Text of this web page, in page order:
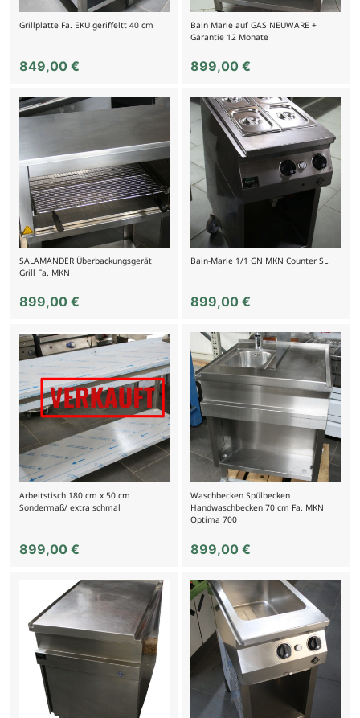
Grillplatte Fa. EKU geriffeltt 40 cm
849,00 €
Bain Marie auf GAS NEUWARE +
Garantie 12 Monate
899,00€
SALAMANDER Überbackungsgerät
Grill Fa. MKN
899,00 €
Bain-Marie 1/1 GN MKN Counter SL
899,00€
Arbeitstisch 180 cm x 50 cm
Sondermaß/ extra schmal
899,00 €
Waschbecken Spülbecken
Handwaschbecken 70 cm Fa. MKN
Optima 700
899,00€